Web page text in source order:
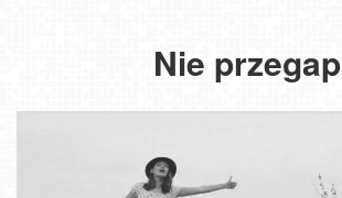
Nie przegap